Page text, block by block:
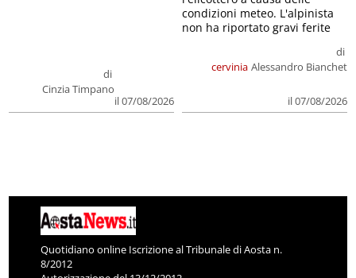
di
Cinzia Timpano
il 07/08/2026
cervinia
di
Alessandro Bianchet
il 07/08/2026
condizioni meteo. L'alpinista
non ha riportato gravi ferite
Quotidiano online Iscrizione al Tribunale di Aosta n.
8/2012